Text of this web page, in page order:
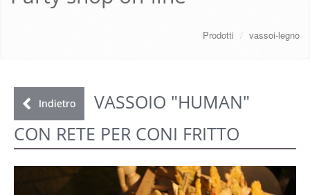
GALLERY
NEWS
Prodotti / vassoi-legno
Indietro
VASSOIO "HUMAN"
CON RETE PER CONI FRITTO